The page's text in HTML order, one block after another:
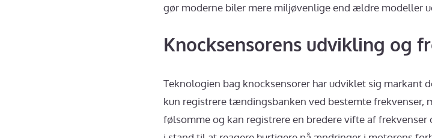
gør moderne biler mere miljøvenlige end ældre modeller
Knocksensorens udvikling og
Teknologien bag knocksensorer har udviklet sig markant
kun registrere tændingsbanken ved bestemte frekvenser,
følsomme og kan registrere en bredere vifte af